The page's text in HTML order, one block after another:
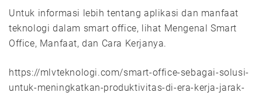
Untuk informasi lebih tentang aplikasi dan manfaat
teknologi dalam smart office, lihat Mengenal Smart
Office, Manfaat, dan Cara Kerjanya.
https://mlvteknologi.com/smart-office-sebagai-solusi-
untuk-meningkatkan-produktivitas-di-era-kerja-jarak-